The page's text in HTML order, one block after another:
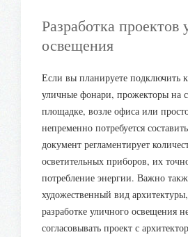
Разработка проектов
освещения
Если вы планируете подключить к
уличные фонари, прожекторы на
площадке, возле офиса или
непременно потребуется
документ регламентирует
осветительных приборов, их
потребление энергии. Важно
художественный вид
разработке уличного освещения
согласовывать проект с